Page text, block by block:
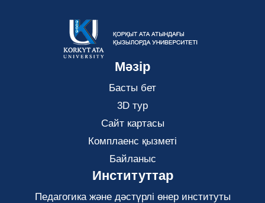
Мәзір
Басты бет
3D тур
Сайт картасы
Комплаенс қызметі
Байланыс
Институттар
Педагогика және дәстүрлі өнер институты